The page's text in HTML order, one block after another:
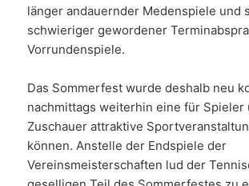
länger andauernder Medenspiele und
schwieriger gewordener
Vorrundenspiele.
Das Sommerfest wurde deshalb neu
nachmittags weiterhin eine für Spieler
Zuschauer attraktive
können. Anstelle der Endspiele der
Vereinsmeisterschaften lud der